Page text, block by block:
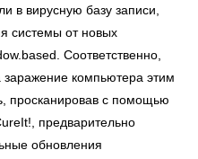
в вирусную базу записи,
системы от новых
Соответственно,
заражение компьютера этим
просканировав с помощью
предварительно
обновления